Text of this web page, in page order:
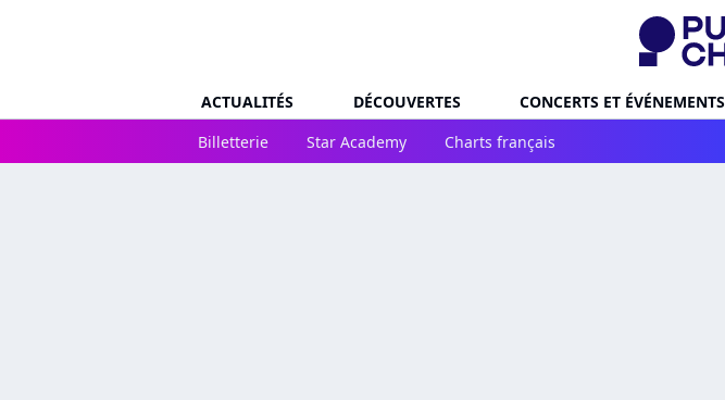
ACTUALITÉS DÉCOUVERTES CONCERTS ET ÉVÉNEMENTS
Billetterie
Star Academy Charts français